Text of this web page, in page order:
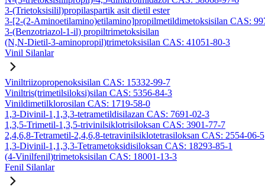
3-(Trietoksisilil)propilaspartik asit dietil ester
3-[2-(2-Aminoetilamino)etilamino]propilmetildimetoksisilan CAS:
3-(Benzotriazol-1-il) propiltrimetoksisilan
(N,N-Dietil-3-aminopropil)trimetoksisilan CAS: 41051-80-3
Vinil Silanlar
Viniltriizopropenoksisilan CAS: 15332-99-7
Viniltris(trimetilsiloksi)silan CAS: 5356-84-3
Vinildimetilklorosilan CAS: 1719-58-0
1,3-Divinil-1,1,3,3-tetrametildisilazan CAS: 7691-02-3
1,3,5-Trimetil-1,3,5-trivinilsiklotrisiloksan CAS: 3901-77-7
2,4,6,8-Tetrametil-2,4,6,8-tetravinilsiklotetrasiloksan CAS: 2554-06-5
1,3-Divinil-1,1,3,3-Tetrametoksidisiloksan CAS: 18293-85-1
(4-Vinilfenil)trimetoksisilan CAS: 18001-13-3
Fenil Silanlar